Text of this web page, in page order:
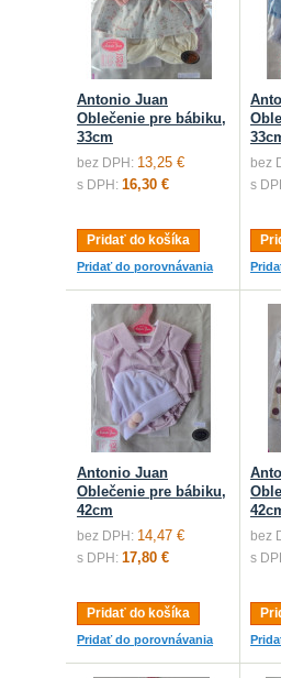
Antonio Juan
Oblečenie pre bábiku,
33cm
bez DPH: 13,25 €
s DPH: 16,30 €
Pridať do košíka
Pridať do porovnávania
bez
s
Antonio Juan
Oblečenie pre bábiku,
42cm
bez DPH: 14,47 €
s DPH: 17,80 €
Pridať do košíka
Pridať do porovnávania
bez
s